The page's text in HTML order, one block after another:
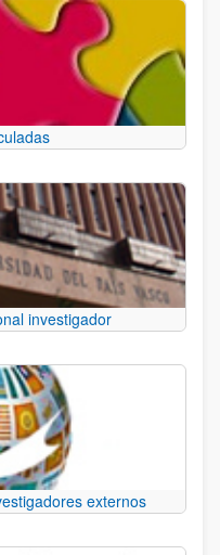
investigador
externos